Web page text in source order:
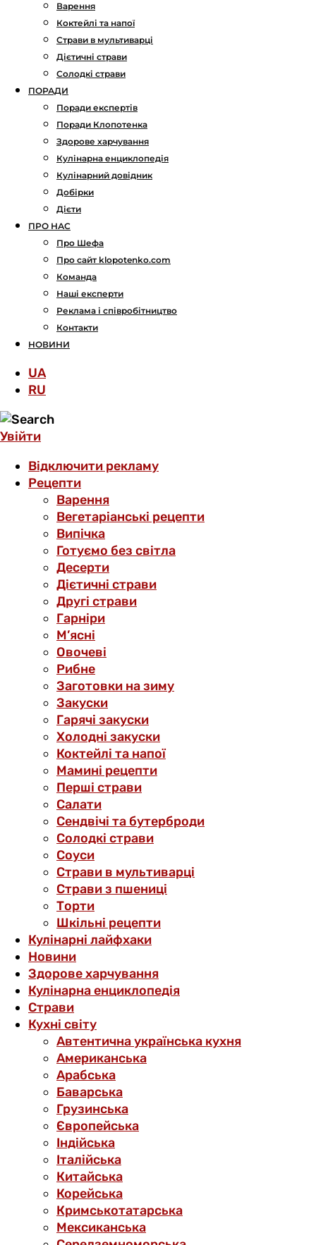
Варення
Коктейлі та напої
Страви в мультиварці
Дієтичні страви
Солодкі страви
ПОРАДИ
Поради експертів
Поради Клопотенка
Здорове харчування
Кулінарна енциклопедія
Кулінарний довідник
Добірки
Дієти
ПРО НАС
Про Шефа
Про сайт klopotenko.com
Команда
Наші експерти
Реклама і співробітництво
Контакти
НОВИНИ
UA
RU
Увійти
Відключити рекламу
Рецепти
Варення
Вегетаріанські рецепти
Випічка
Готуємо без світла
Десерти
Дієтичні страви
Другі страви
Гарніри
М’ясні
Овочеві
Рибне
Заготовки на зиму
Закуски
Гарячі закуски
Холодні закуски
Коктейлі та напої
Мамині рецепти
Перші страви
Салати
Сендвічі та бутерброди
Солодкі страви
Соуси
Страви в мультиварці
Страви з пшениці
Торти
Шкільні рецепти
Кулінарні лайфхаки
Новини
Здорове харчування
Кулінарна енциклопедія
Страви
Кухні світу
Автентична українська кухня
Американська
Арабська
Баварська
Грузинська
Європейська
Індійська
Італійська
Китайська
Корейська
Кримськотатарська
Мексиканська